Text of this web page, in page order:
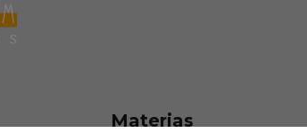
Materias